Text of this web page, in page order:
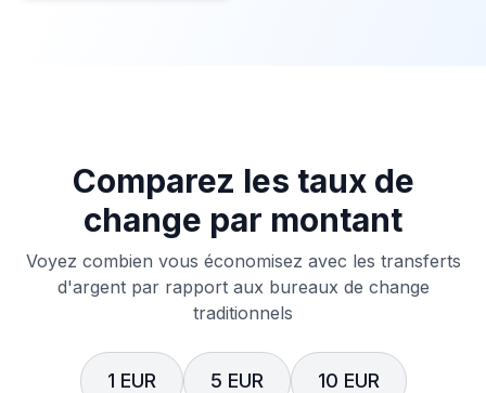
Comparez les taux de
change par montant
Voyez combien vous économisez avec les transferts
d'argent par rapport aux bureaux de change
traditionnels
1 EUR 5 EUR 10 EUR